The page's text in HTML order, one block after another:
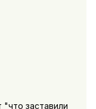
заставили